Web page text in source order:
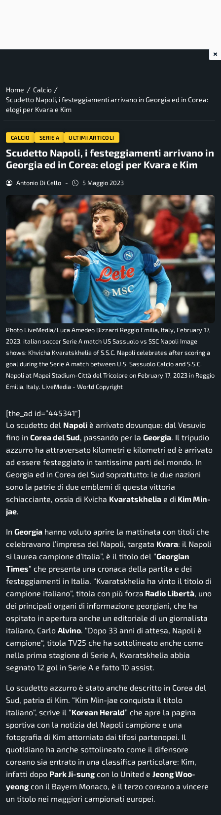
Home / Calcio /
Scudetto Napoli, i festeggiamenti arrivano in Georgia ed in Corea:
elogi per Kvara e Kim
CALCIO SERIE A ULTIMI ARTICOLI
Scudetto Napoli, i festeggiamenti arrivano in
Georgia ed in Corea: elogi per Kvara e Kim
Antonio Di Cello - 5 Maggio 2023
Photo LiveMedia/Luca Amedeo Bizzarri Reggio Emilia, Italy, February 17,
2023, italian soccer Serie A match US Sassuolo vs SSC Napoli Image
shows: Khvicha Kvaratskhelia of S.S.C. Napoli celebrates after scoring a
goal during the Serie A match between U.S. Sassuolo Calcio and S.S.C.
Napoli at Mapei Stadium-Città del Tricolore on February 17, 2023 in Reggio
Emilia, Italy. LiveMedia - World Copyright
[the_ad id=”445341″]
Lo scudetto del Napoli è arrivato dovunque: dal Vesuvio
fino in Corea del Sud, passando per la Georgia. Il tripudio
azzurro ha attraversato kilometri e kilometri ed è arrivato
ad essere festeggiato in tantissime parti del mondo. In
Georgia ed in Corea del Sud soprattutto: le due nazioni
sono la patrie di due emblemi di questa vittoria
schiacciante, ossia di Kvicha Kvaratskhelia e di Kim Min-
jae.
In Georgia hanno voluto aprire la mattinata con titoli che
celebravano l’impresa del Napoli, targata Kvara: il Napoli
si laurea campione d’Italia”, è il titolo del “Georgian
Times” che presenta una cronaca della partita e dei
festeggiamenti in Italia. “Kvaratskhelia ha vinto il titolo di
campione italiano“, titola con più forza Radio Libertà, uno
dei principali organi di informazione georgiani, che ha
ospitato in apertura anche un editoriale di un giornalista
italiano, Carlo Alvino. “Dopo 33 anni di attesa, Napoli è
campione“, titola TV25 che ha sottolineato anche come
nella prima stagione di Serie A, Kvaratskhelia abbia
segnato 12 gol in Serie A e fatto 10 assist.
Lo scudetto azzurro è stato anche descritto in Corea del
Sud, patria di Kim. “Kim Min-jae conquista il titolo
italiano“, scrive il “Korean Herald” che apre la pagina
sportiva con la notizia del Napoli campione e una
fotografia di Kim attorniato dai tifosi partenopei. Il
quotidiano ha anche sottolineato come il difensore
coreano sia entrato in una classifica particolare: Kim,
infatti dopo Park Ji-sung con lo United e Jeong Woo-
yeong con il Bayern Monaco, è il terzo coreano a vincere
un titolo nei maggiori campionati europei.
×